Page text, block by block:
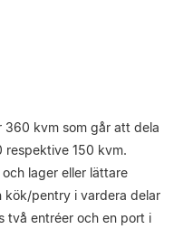
360 kvm som går att dela
respektive 150 kvm.
lager eller lättare
kök/pentry i vardera delar
två entréer och en port i